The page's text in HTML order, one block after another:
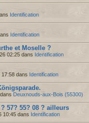
Identification
Identification
et Moselle ?
02:25 dans Identification
dans Identification
Deuxnouds-aux-Bois (55300)
57? 55? 08 ? ailleurs
10:45 dans Identification